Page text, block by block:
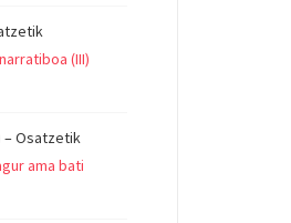
(III)
– Osatzetik
ama bati